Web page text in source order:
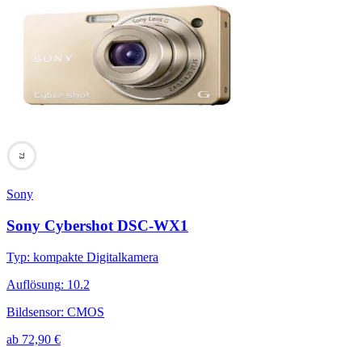
73
Sony
Sony Cybershot DSC-WX1
Typ: kompakte Digitalkamera
Auflösung: 10.2
Bildsensor: CMOS
ab 72,90 €